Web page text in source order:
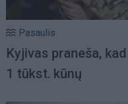
Pasaulis
Kyjivas praneša,
1 tūkst. kūnų